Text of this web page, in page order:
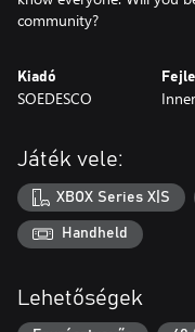
community?
Kiadó
SOEDESCO
Játék vele:
XBOX Series X|S
Handheld
Lehetőségek